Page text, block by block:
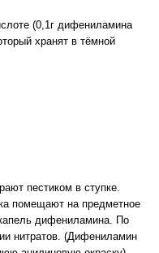
(0,1г дифениламина
хранят в тёмной
пестиком в ступке.
помещают на предметное
дифениламина. По
нитратов. (Дифениламин